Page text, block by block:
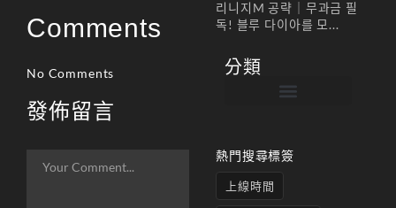
Comments
No Comments
發佈留言
리니지M 공략｜무과금 필
독! 블루 다이아를 모...
分類
熱門搜尋標簽
上線時間